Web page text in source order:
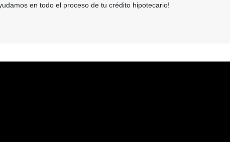
en todo el proceso de tu crédito hipotecario!